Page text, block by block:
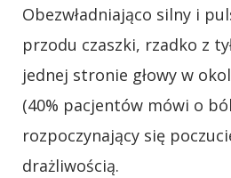
Obezwładniająco silny i
przodu czaszki, rzadko z
jednej stronie głowy w
(40% pacjentów mówi o
rozpoczynający się
drażliwością.